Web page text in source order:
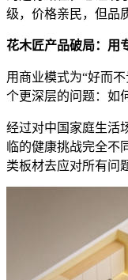
级，价格亲民，但品
花木匠产品破局：用
用商业模式为“好而
个更深层的问题：如
经过对中国家庭生活
临的健康挑战完全不
类板材去应对所有问